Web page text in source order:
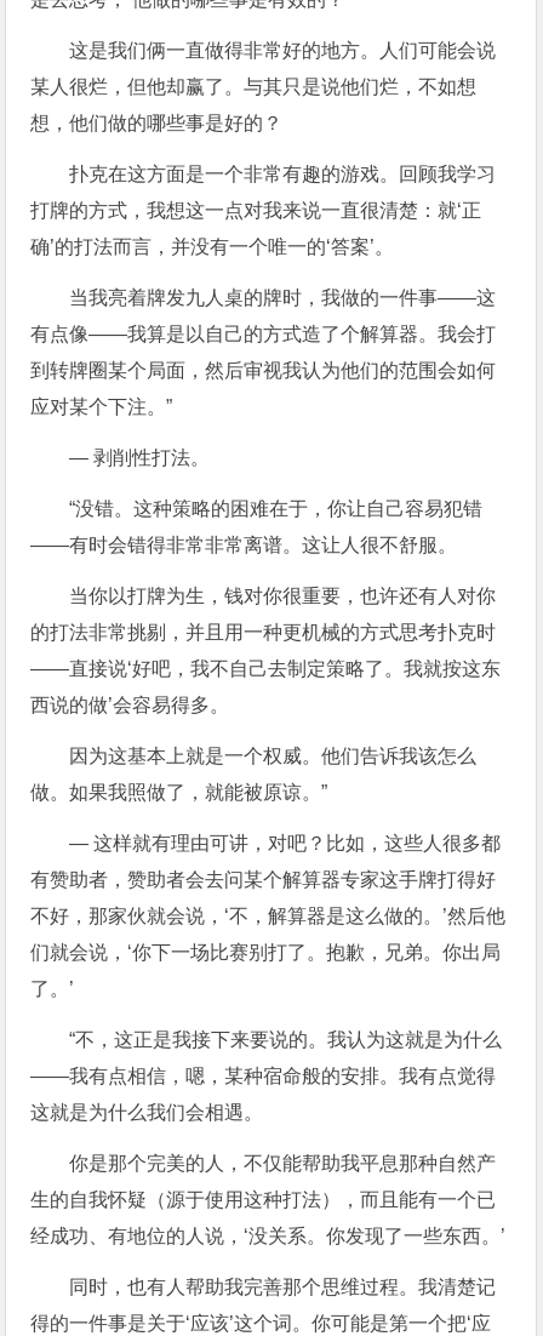
这是我们俩一直做得非常好的地方。人们可能会说
某人很烂，但他却赢了。与其只是说他们烂，不如想
想，他们做的哪些事是好的？
扑克在这方面是一个非常有趣的游戏。回顾我学习
打牌的方式，我想这一点对我来说一直很清楚：就‘正
确’的打法而言，并没有一个唯一的‘答案’。
当我亮着牌发九人桌的牌时，我做的一件事——这
有点像——我算是以自己的方式造了个解算器。我会打
到转牌圈某个局面，然后审视我认为他们的范围会如何
应对某个下注。”
— 剥削性打法。
“没错。这种策略的困难在于，你让自己容易犯错
——有时会错得非常非常离谱。这让人很不舒服。
当你以打牌为生，钱对你很重要，也许还有人对你
的打法非常挑剔，并且用一种更机械的方式思考扑克时
——直接说‘好吧，我不自己去制定策略了。我就按这东
西说的做’会容易得多。
因为这基本上就是一个权威。他们告诉我该怎么
做。如果我照做了，就能被原谅。”
— 这样就有理由可讲，对吧？比如，这些人很多都
有赞助者，赞助者会去问某个解算器专家这手牌打得好
不好，那家伙就会说，‘不，解算器是这么做的。’然后他
们就会说，‘你下一场比赛别打了。抱歉，兄弟。你出局
了。’
“不，这正是我接下来要说的。我认为这就是为什么
——我有点相信，嗯，某种宿命般的安排。我有点觉得
这就是为什么我们会相遇。
你是那个完美的人，不仅能帮助我平息那种自然产
生的自我怀疑（源于使用这种打法），而且能有一个已
经成功、有地位的人说，‘没关系。你发现了一些东西。’
同时，也有人帮助我完善那个思维过程。我清楚记
得的一件事是关于‘应该’这个词。你可能是第一个把‘应